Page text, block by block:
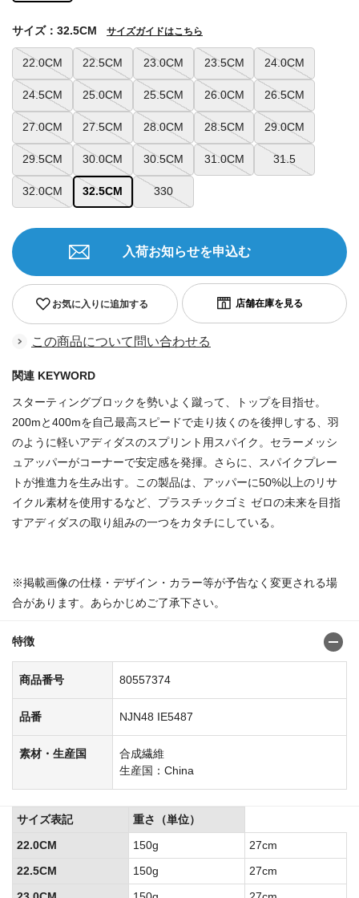
22.0CM 22.5CM 23.0CM 23.5CM 24.0CM
24.5CM 25.0CM 25.5CM 26.0CM 26.5CM
27.0CM 27.5CM 28.0CM 28.5CM 29.0CM
29.5CM 30.0CM 30.5CM 31.0CM 31.5
32.0CM 32.5CM 330
サイズ：32.5CM サイズガイドはこちら
お気に入りに追加する
入荷お知らせを申込む
この商品について問い合わせる
関連 KEYWORD
スターティングブロックを勢いよく蹴って、トップを目指せ。
200mと400mを自己最高スピードで走り抜くのを後押しする、羽
のように軽いアディダスのスプリント用スパイク。セラーメッシ
ュアッパーがコーナーで安定感を発揮。さらに、スパイクプレー
トが推進力を生み出す。この製品は、アッパーに50%以上のリサ
イクル素材を使用するなど、プラスチックゴミ ゼロの未来を目指
すアディダスの取り組みの一つをカタチにしている。
※掲載画像の仕様・デザイン・カラー等が予告なく変更される場
合があります。あらかじめご了承下さい。
特徴
商品番号 80557374
品番 NJN48 IE5487
素材・生産国
合成繊維
生産国：China
サイズ表記
重さ（単位）
22.0CM
150g
27cm
22.5CM
150g
27cm